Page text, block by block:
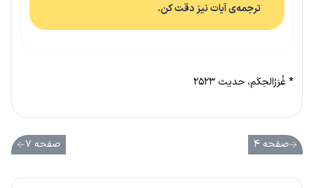
ترجمه‌ی آیات نیز دقت کن.
* غُرَرُالحِکَم، حدیث ۲۵۲۳
صفحه ۴ صفحه ۷